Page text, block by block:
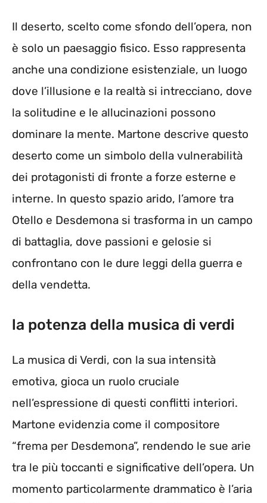
Il deserto, scelto come sfondo dell’opera, non
è solo un paesaggio fisico. Esso rappresenta
anche una condizione esistenziale, un luogo
dove l’illusione e la realtà si intrecciano, dove
la solitudine e le allucinazioni possono
dominare la mente. Martone descrive questo
deserto come un simbolo della vulnerabilità
dei protagonisti di fronte a forze esterne e
interne. In questo spazio arido, l’amore tra
Otello e Desdemona si trasforma in un campo
di battaglia, dove passioni e gelosie si
confrontano con le dure leggi della guerra e
della vendetta.
la potenza della musica di verdi
La musica di Verdi, con la sua intensità
emotiva, gioca un ruolo cruciale
nell’espressione di questi conflitti interiori.
Martone evidenzia come il compositore
“frema per Desdemona”, rendendo le sue arie
tra le più toccanti e significative dell’opera. Un
momento particolarmente drammatico è l’aria